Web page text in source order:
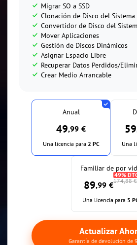
Migrar SO a SSD
Clonación de Disco del Sistema
Convertidor de Disco del
Mover Aplicaciones
Gestión de Discos Dinámicos
Asignar Espacio Libre
Recuperar Datos Perdidos/
Crear Medio Arrancable
Anual
49,99 €
Una licencia para 2 PC
59
Una
Familiar de por
89,99 €174,88 €
49%
Una licencia para 5
Actualizar
Garantía de devolución de